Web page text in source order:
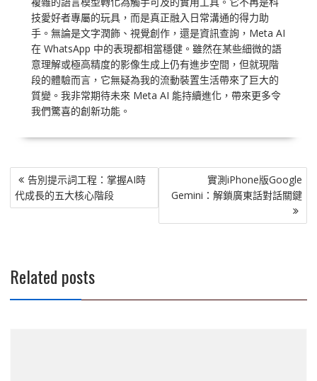
技愛好者專屬的玩具，而是真正融入日常溝通的得力助
手。無論是文字潤飾、視覺創作，還是資訊查詢，Meta AI
在 WhatsApp 中的表現都相當穩健。雖然在某些細微的語
意理解或極高精度的影像生成上仍有進步空間，但就現階
段的體驗而言，它無疑為我的流動裝置生活帶來了巨大的
質變。我非常期待未來 Meta AI 能持續進化，帶來更多令
我們驚喜的創新功能。
文
章
導
告別提示詞工程：掌握AI時
代成長的五大核心階段
實測iPhone版Google
Gemini：解鎖廣東話對話關鍵
Related posts